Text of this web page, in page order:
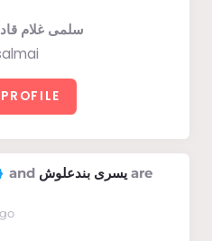
سلمى غلام
and يسرى بندعلوش are